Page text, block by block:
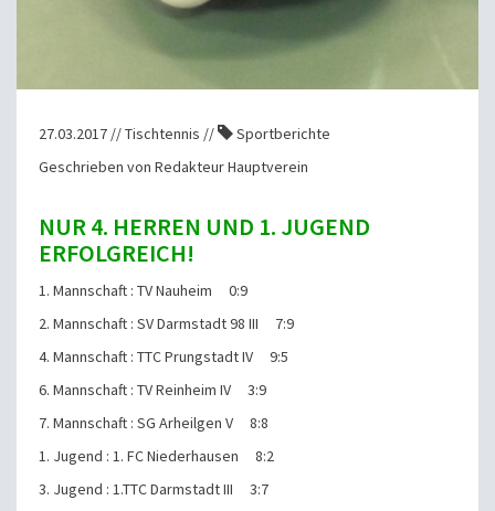
27.03.2017 // Tischtennis //
Sportberichte
Geschrieben von Redakteur Hauptverein
NUR 4. HERREN UND 1. JUGEND
ERFOLGREICH!
1. Mannschaft : TV Nauheim 0:9
2. Mannschaft : SV Darmstadt 98 III 7:9
4. Mannschaft : TTC Prungstadt IV 9:5
6. Mannschaft : TV Reinheim IV 3:9
7. Mannschaft : SG Arheilgen V 8:8
1. Jugend : 1. FC Niederhausen 8:2
3. Jugend : 1.TTC Darmstadt III 3:7